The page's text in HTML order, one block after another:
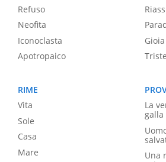
Refuso
Neofita
Iconoclasta
Apotropaico
Gioia
RIME
Vita
Sole
Casa
Mare
La
galla
Una